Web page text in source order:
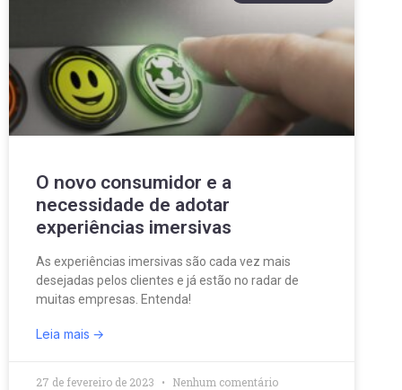
O novo consumidor e a
necessidade de adotar
experiências imersivas
As experiências imersivas são cada vez mais
desejadas pelos clientes e já estão no radar de
muitas empresas. Entenda!
Leia mais
27 de fevereiro de 2023 Nenhum comentário